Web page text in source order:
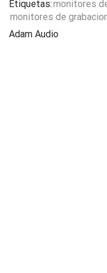
Etiquetas:monitores
monitores de
Adam Audio